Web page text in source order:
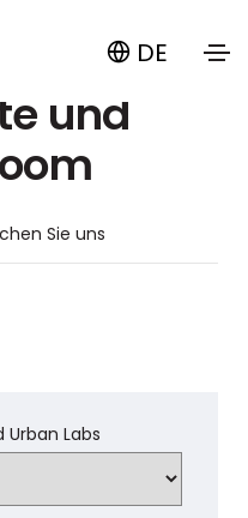
DE
und
Sie uns
Urban Labs